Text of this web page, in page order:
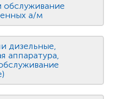
обслуживание
а/м
дизельные,
аппаратура,